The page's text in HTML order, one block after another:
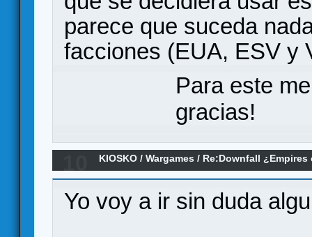
parece que suceda
facciones (EUA, ESV y
Para este
gracias!
KIOSKO /Wargames / Re:Downfall
Yo voy a ir sin duda